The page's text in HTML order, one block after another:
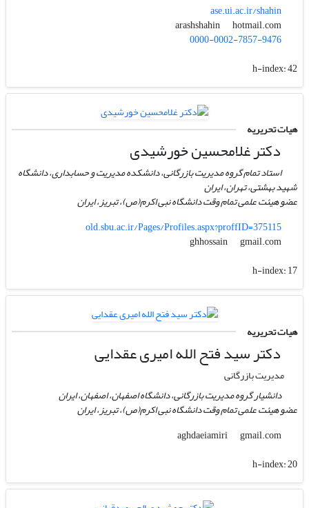
ase.ui.ac.ir/shahin
arashshahin
hotmail.com
0000-0002-7857-9476
h-index:42
هیات تحریریه
دکتر غلامحسین خورشیدی
استاد تمام گروه مدیریت بازرگانی، دانشکده مدیریت و حسابداری، دانشگاه
شهید بهشتی، تهران، ایران
عضو هیئت علمی تمام وقت دانشگاه نبی اکرم(ص)، تبریز، ایران
old.sbu.ac.ir/Pages/Profiles.aspx?proffID=375115
ghhossain
gmail.com
h-index:17
هیات تحریریه
دکتر سید فتح الله امیری عقدایی
مدیریت بازرگانی
دانشیار گروه مدیریت بازرگانی، دانشگاه اصفهان، اصفهان، ایران
عضو هیئت علمی تمام وقت دانشگاه نبی اکرم(ص)، تبریز، ایران
aghdaeiamiri
gmail.com
h-index:20